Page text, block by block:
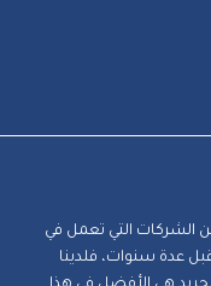
الشركات التي تعمل في
عدة سنوات، فلدينا